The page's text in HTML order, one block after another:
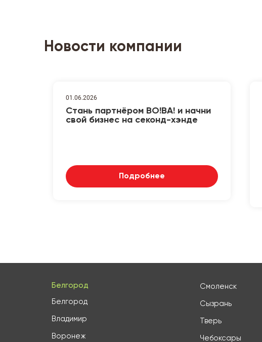
Новости компании
01.06.2026
Стань партнёром ВО!ВА! и начни
свой бизнес на секонд-хэнде
Подробнее
Белгород
Белгород
Владимир
Воронеж
Смоленск
Сызрань
Тверь
Чебоксары